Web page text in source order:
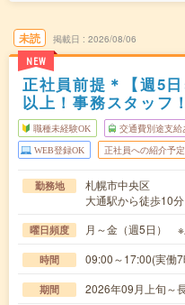
未読
NEW
掲載日 2026/08/06
正社員前提＊【週5
以上！事務スタッフ
職種未経験OK 交通費別途支給
WEB登録OK 正社員への紹介予
勤務地
札幌市中央区
大通駅から徒歩10分
曜日頻度 月～金（週5日） ※
時間 09:00～17:00(実働
期間 2026年09月上旬～